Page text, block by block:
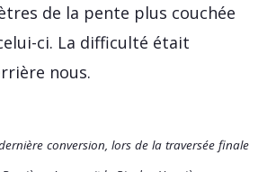
de la pente plus couchée
ci. La difficulté était
nous.
conversion, lors de la traversée finale